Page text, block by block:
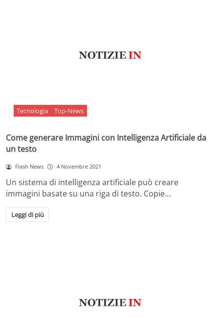
Tecnologia Top-News
Come generare Immagini con Intelligenza Artificiale da
un testo
Flash News 4 Novembre 2021
Un sistema di intelligenza artificiale può creare
immagini basate su una riga di testo. Copie…
Leggi di più